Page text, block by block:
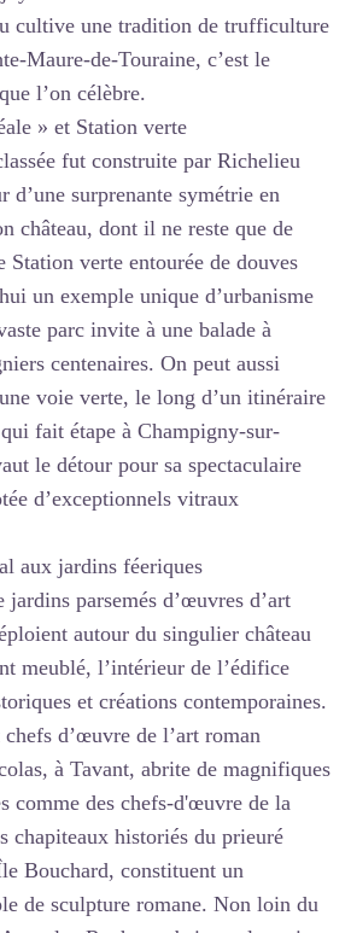
cultive une tradition de trufficulture
Maure-de-Touraine, c’est le
l’on célèbre.
» et Station verte
fut construite par Richelieu
d’une surprenante symétrie en
château, dont il ne reste que de
Station verte entourée de douves
un exemple unique d’urbanisme
parc invite à une balade à
centenaires. On peut aussi
voie verte, le long d’un itinéraire
fait étape à Champigny-sur-
le détour pour sa spectaculaire
d’exceptionnels vitraux
aux jardins féeriques
parsemés d’œuvres d’art
autour du singulier château
meublé, l’intérieur de l’édifice
et créations contemporaines.
d’œuvre de l’art roman
à Tavant, abrite de magnifiques
comme des chefs-d'œuvre de la
chapiteaux historiés du prieuré
Bouchard, constituent un
de sculpture romane. Non loin du